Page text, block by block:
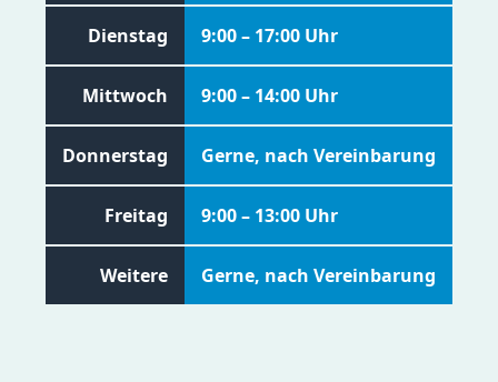
Dienstag 9:00 – 17:00 Uhr
Mittwoch 9:00 – 14:00 Uhr
Donnerstag Gerne, nach Vereinbarung
Freitag 9:00 – 13:00 Uhr
Weitere Gerne, nach Vereinbarung